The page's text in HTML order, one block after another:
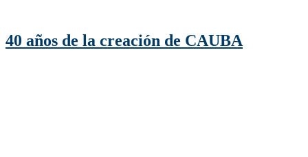
40 años de la creación de CAUBA